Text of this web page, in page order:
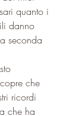
quanto i
danno
seconda
che
ricordi
che ha